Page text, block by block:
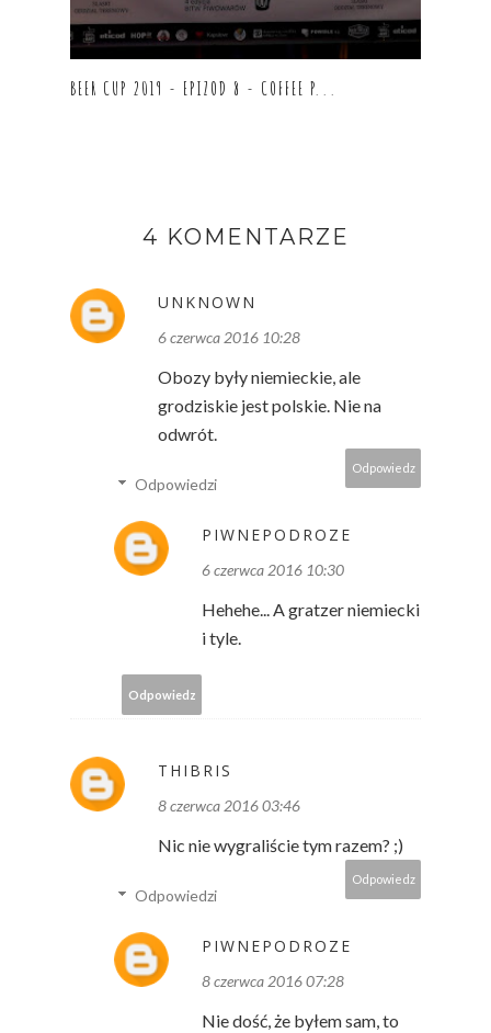
BEER CUP 2019 - EPIZOD 8 - COFFEE P...
4 KOMENTARZE
UNKNOWN
6 czerwca 2016 10:28
Obozy były niemieckie, ale
grodziskie jest polskie. Nie na
odwrót.
Odpowiedz
Odpowiedzi
PIWNEPODROZE
6 czerwca 2016 10:30
Hehehe... A gratzer niemiecki
i tyle.
Odpowiedz
THIBRIS
8 czerwca 2016 03:46
Nic nie wygraliście tym razem? ;)
Odpowiedz
Odpowiedzi
PIWNEPODROZE
8 czerwca 2016 07:28
Nie dość, że byłem sam, to